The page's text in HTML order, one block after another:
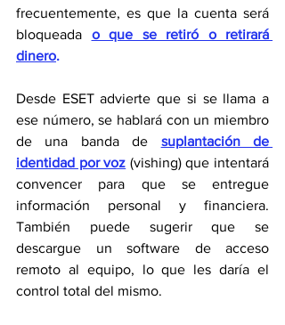
frecuentemente, es que la cuenta será
bloqueada o que se retiró o retirará
dinero.
Desde ESET advierte que si se llama a
ese número, se hablará con un miembro
de una banda de
suplantación de
identidad por voz (vishing) que intentará
convencer para que se entregue
información personal y financiera.
También puede sugerir que se
descargue un software de acceso
remoto al equipo, lo que les daría el
control total del mismo.